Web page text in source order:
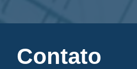
Contato